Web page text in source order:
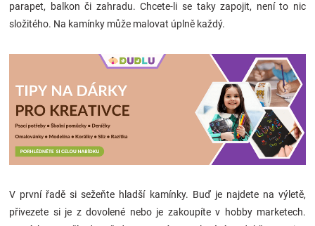
parapet, balkon či zahradu. Chcete-li se taky zapojit, není to nic
složitého. Na kamínky může malovat úplně každý.
V první řadě si sežeňte hladší kamínky. Buď je najdete na výletě,
přivezete si je z dovolené nebo je zakoupíte v hobby marketech.